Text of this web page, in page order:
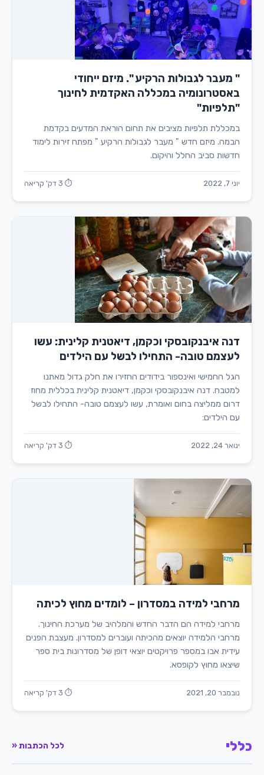
" מעבר לגבולות הרקיע ". מיזם ייחודי
באסטרונומיה במכללה האקדמית לחינוך
"תלפיות"
במכללת תלפיות מציבים את תחום הוראת המדעים בקדמת
הבמה. מיזם חדש " מעבר לגבולות הרקיע " מפתח זירות לימוד
חדשות סביב החלל והיקום.
יוני 7, 2022 ⏱ 3 דק' קריאה
דנה איבנקובסקי וכקמן, דיאטנית קלינית: עשו
לעצמם טובה- התחילו לבשל עם הילדים
הגל החמישי ואינספור בידודים החזירו את חלק גדול מאתנו
למטבח. דנה איבנקובסקי וכקמן, דיאטנית קלינית בכללית מחוז
דרום ממליצה בחום ואומרת, עשו לעצמם טובה- התחילו לבשל
עם הילדים:
ינואר 24, 2022 ⏱ 3 דק' קריאה
מרחבי למידה במסדרון – לומדים מחוץ לכיתה
מרחבי למידה הם הדבר החדש והמלהיב של מערכת החינוך.
מרחבי הלמידה יוצאים מהכיתה ועוברים למסדרון. מעצבת הפנים
עידית אבו במספר פרויקטים יוצאי דופן של מסדרונות בית ספר
שיצאו מחוץ לקופסא.
נובמבר 20, 2021 ⏱ 3 דק' קריאה
כללי לכל הכתבות «